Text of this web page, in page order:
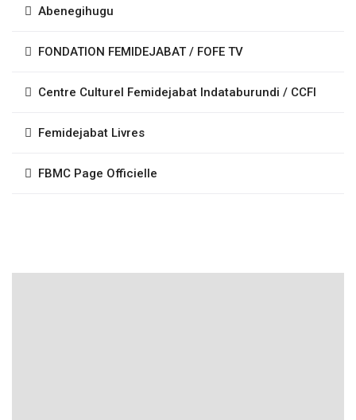
Abenegihugu
FONDATION FEMIDEJABAT / FOFE TV
Centre Culturel Femidejabat Indataburundi / CCFI
Femidejabat Livres
FBMC Page Officielle